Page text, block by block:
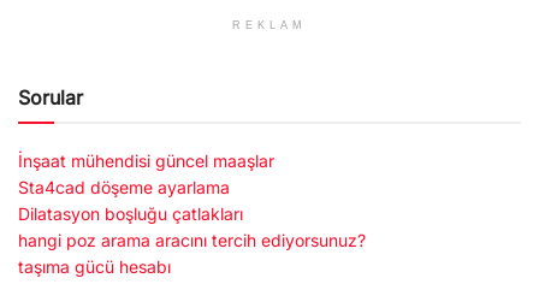
REKLAM
Sorular
İnşaat mühendisi güncel maaşlar
Sta4cad döşeme ayarlama
Dilatasyon boşluğu çatlakları
hangi poz arama aracını tercih ediyorsunuz?
taşıma gücü hesabı